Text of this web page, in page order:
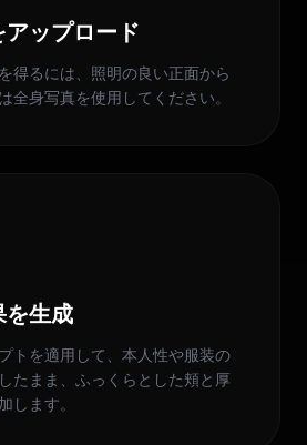
ップロード
得るには、照明の良い正面から
全身写真を使用してください。
を生成
トを適用して、本人性や服装の
たまま、ふっくらとした頬と厚
します。